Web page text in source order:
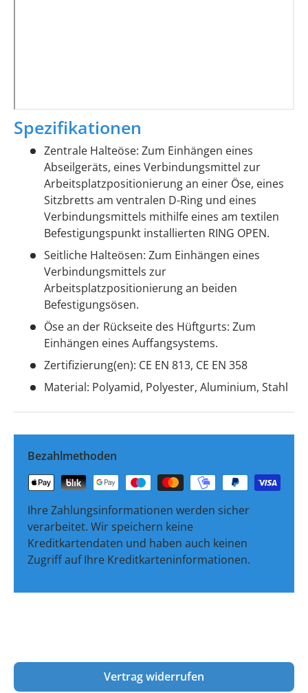
Spezifikationen
Zentrale Halteöse: Zum Einhängen eines
Abseilgeräts, eines Verbindungsmittel zur
Arbeitsplatzpositionierung an einer Öse, eines
Sitzbretts am ventralen D-Ring und eines
Verbindungsmittels mithilfe eines am textilen
Befestigungspunkt installierten RING OPEN.
Seitliche Halteösen: Zum Einhängen eines
Verbindungsmittels zur
Arbeitsplatzpositionierung an beiden
Befestigungsösen.
Öse an der Rückseite des Hüftgurts: Zum
Einhängen eines Auffangsystems.
Zertifizierung(en): CE EN 813, CE EN 358
Material: Polyamid, Polyester, Aluminium, Stahl
Bezahlmethoden
Ihre Zahlungsinformationen werden sicher
verarbeitet. Wir speichern keine
Kreditkartendaten und haben auch keinen
Zugriff auf Ihre Kreditkarteninformationen.
Vertrag widerrufen